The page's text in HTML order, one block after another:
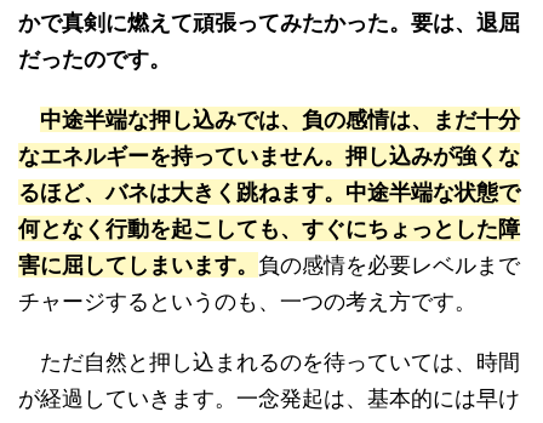
かで真剣に燃えて頑張ってみたかった。要は、退屈
だったのです。
中途半端な押し込みでは、負の感情は、まだ十分
なエネルギーを持っていません。押し込みが強くな
るほど、バネは大きく跳ねます。中途半端な状態で
何となく行動を起こしても、すぐにちょっとした障
害に屈してしまいます。 負の感情を必要レベルまで
チャージするというのも、一つの考え方です。
ただ自然と押し込まれるのを待っていては、時間
が経過していきます。一念発起は、基本的には早け